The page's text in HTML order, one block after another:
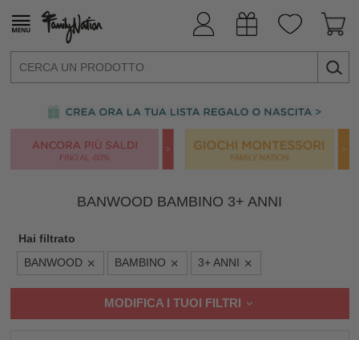
BANWOOD BAMBINO 3+ ANNI
Hai filtrato
BANWOOD BAMBINO 3+ ANNI
MODIFICA I TUOI FILTRI